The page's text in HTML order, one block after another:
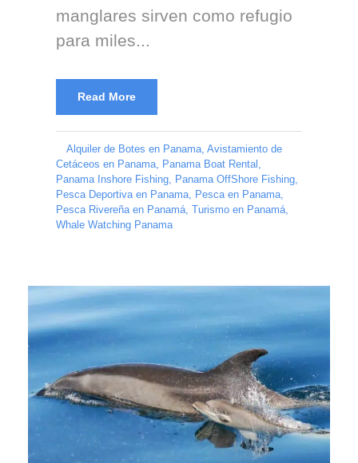
manglares sirven como refugio
para miles...
Read More
Alquiler de Botes en Panama Avistamiento de
Cetáceos en Panama Panama Boat Rental
Panama Inshore Fishing Panama OffShore Fishing
Pesca Deportiva en Panama Pesca en Panama
Pesca Rivereña en Panamá Turismo en Panamá
Whale Watching Panama